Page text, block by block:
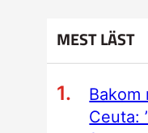
MEST LÄST
Bakom
Ceuta: